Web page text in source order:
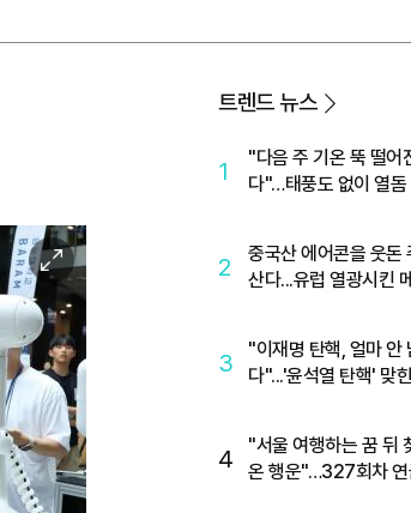
이
미
지
확
대
트렌드 뉴스
1
"다음 주 기온 뚝 떨어
다"…태풍도 없이 열돔
2
중국산 에어콘을 웃돈
산다...유럽 열광시킨
3
"이재명 탄핵, 얼마 안
다"...'윤석열 탄핵' 맞
4
"서울 여행하는 꿈 뒤
온 행운"…327회차 연